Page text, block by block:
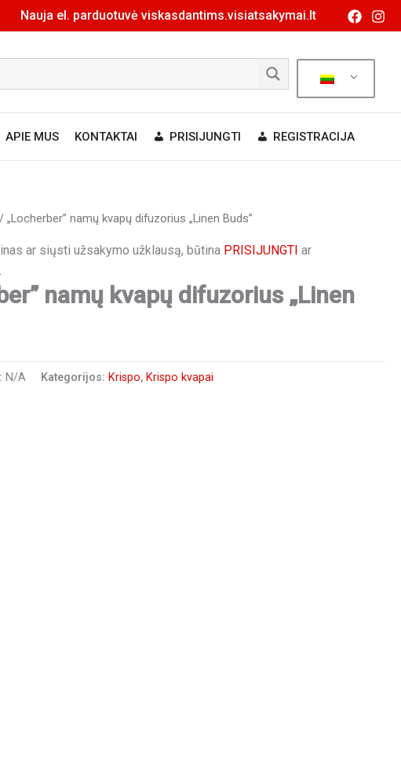
Nauja el. parduotuvė viskasdantims.visiatsakymai.lt
APIE MUS KONTAKTAI PRISIJUNGTI REGISTRACIJA
/ „Locherber” namų kvapų difuzorius „Linen Buds”
ar siųsti užsakymo užklausą, būtina PRISIJUNGTI ar
namų kvapų difuzorius „Linen
N/A Kategorijos: Krispo, Krispo kvapai